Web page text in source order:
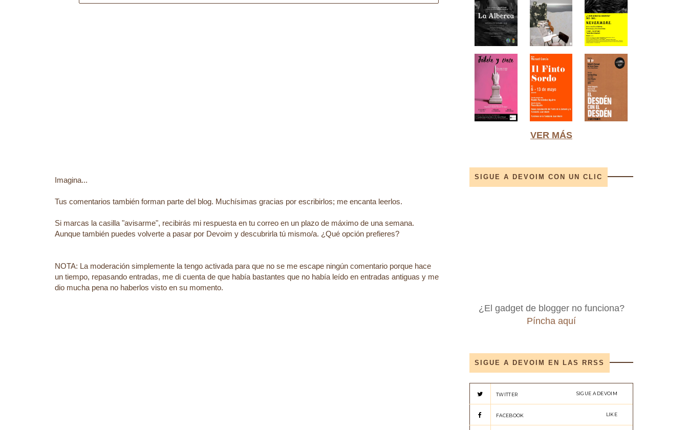
Imagina...
Tus comentarios también forman parte del blog. Muchísimas gracias por escribirlos; me encanta leerlos.
Si marcas la casilla "avisarme", recibirás mi respuesta en tu correo en un plazo de máximo de una semana.
Aunque también puedes volverte a pasar por Devoim y descubrirla tú mismo/a. ¿Qué opción prefieres?
NOTA: La moderación simplemente la tengo activada para que no se me escape ningún comentario porque hace
un tiempo, repasando entradas, me di cuenta de que había bastantes que no había leído en entradas antiguas y me
dio mucha pena no haberlos visto en su momento.
VER MÁS
SIGUE A DEVOIM CON UN CLIC
¿El gadget de blogger no funciona?
Píncha aquí
SIGUE A DEVOIM EN LAS RRSS
TWITTER SIGUE A DEVOIM
FACEBOOK LIKE